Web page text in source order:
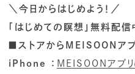
＼今日からはじめよう！／
「はじめての瞑想」無料配信
■ストアからMEISOONア
iPhone
： MEISOONアプリ